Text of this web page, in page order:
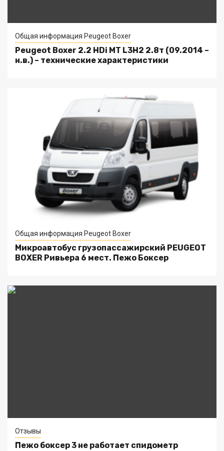
Общая информация Peugeot Boxer
Peugeot Boxer 2.2 HDi MT L3H2 2.8т (09.2014 –
н.в.) – технические характеристики
Общая информация Peugeot Boxer
Микроавтобус грузопассажирский PEUGEOT
BOXER Ривьера 6 мест. Пежо Боксер
Отзывы
Пежо боксер 3 не работает спидометр